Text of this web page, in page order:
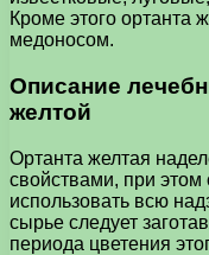
Кроме этого ортанта
медоносом.
Описание
желтой
Ортанта желтая
свойствами, при этом
использовать всю
сырье следует
периода цветения